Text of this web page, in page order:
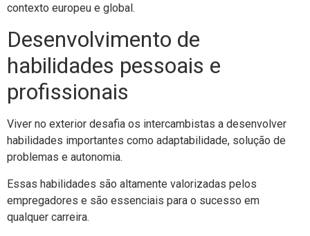
contexto europeu e global.
Desenvolvimento de
habilidades pessoais e
profissionais
Viver no exterior desafia os intercambistas a desenvolver
habilidades importantes como adaptabilidade, solução de
problemas e autonomia.
Essas habilidades são altamente valorizadas pelos
empregadores e são essenciais para o sucesso em
qualquer carreira.